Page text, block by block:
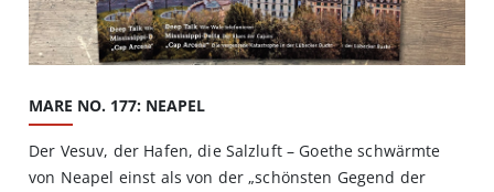
MARE NO. 177: NEAPEL
Der Vesuv, der Hafen, die Salzluft – Goethe schwärmte
von Neapel einst als von der „schönsten Gegend der